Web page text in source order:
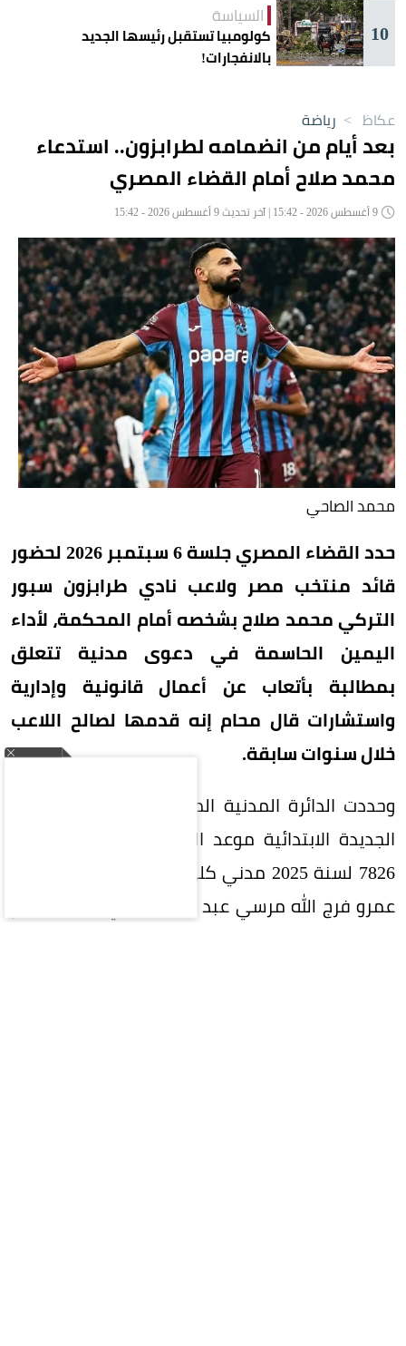
10
السياسة
كولومبيا تستقبل رئيسها الجديد
بالانفجارات!
عكاظ > رياضة
بعد أيام من انضمامه لطرابزون.. استدعاء
محمد صلاح أمام القضاء المصري
محمد الصاحي
حدد القضاء المصري جلسة 6 سبتمبر 2026 لحضور
قائد منتخب مصر ولاعب نادي طرابزون سبور
التركي محمد صلاح بشخصه أمام المحكمة، لأداء
اليمين الحاسمة في دعوى مدنية تتعلق
بمطالبة بأتعاب عن أعمال قانونية وإدارية
واستشارات قال محام إنه قدمها لصالح اللاعب
خلال سنوات سابقة.
وحددت الدائرة المدنية المختصة بمحكمة القاهرة
الجديدة الابتدائية موعد الجلسة في الدعوى رقم
7826 لسنة 2025 مدني كلي، المقامة من المحامي
عمرو فرج الله مرسي عبد التواب، الذي يطالب بإلزام